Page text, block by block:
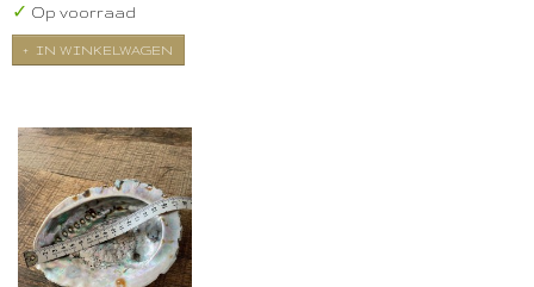
✓ Op voorraad
IN WINKELWAGEN